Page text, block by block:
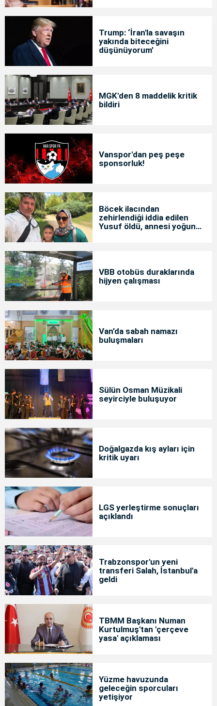
Trump: ‘İran'la savaşın
yakında biteceğini
düşünüyorum’
MGK'den 8 maddelik kritik
bildiri
Vanspor'dan peş peşe
sponsorluk!
Böcek ilacından
zehirlendiği iddia edilen
Yusuf öldü, annesi yoğun
VBB otobüs duraklarında
hijyen çalışması
Van’da sabah namazı
buluşmaları
Sülün Osman Müzikali
seyirciyle buluşuyor
Doğalgazda kış ayları için
kritik uyarı
LGS yerleştirme sonuçları
açıklandı
Trabzonspor'un yeni
transferi Salah, İstanbul'a
geldi
TBMM Başkanı Numan
Kurtulmuş'tan 'çerçeve
yasa' açıklaması
Yüzme havuzunda
geleceğin sporcuları
yetişiyor